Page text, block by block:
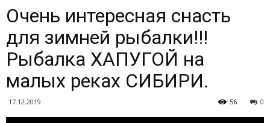
Очень интересная снасть
для зимней рыбалки!!!
Рыбалка ХАПУГОЙ на
малых реках СИБИРИ.
17.12.2019 0
56